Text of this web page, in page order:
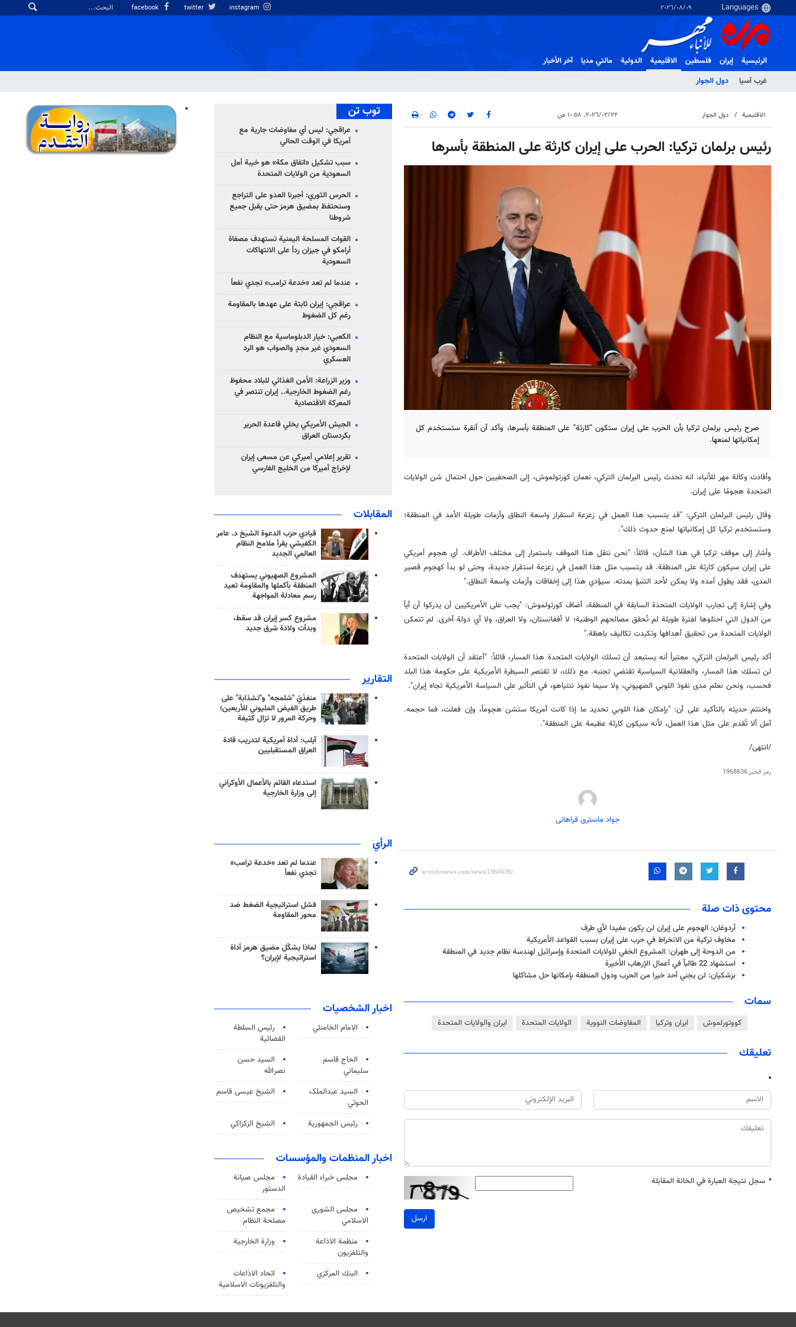
٠٩‏/٠٨‏/٢٠٢٦
الرئيسية إيران فلسطین
الاقلیمیة
غرب آسیا
دول الجوار
الدولية مالتي مدیا آخر الأخبار
الاقلیمیة دول الجوار ٢٢‏/٠٢‏/٢٠٢٦، ١٠:٥٨ ص
رئيس برلمان تركيا: الحرب على إيران كارثة على المنطقة بأسرها
صرح رئيس برلمان تركيا بأن الحرب على إيران ستكون "كارثة" على المنطقة بأسرها، وأكد أن أنقرة ستستخدم كل
إمكانياتها لمنعها.
وأفادت وكالة مهر للأنباء، انه تحدث رئيس البرلمان التركي، نعمان كورتولموش، إلى الصحفيين حول احتمال شن الولايات
المتحدة هجومًا على إيران.
وقال رئيس البرلمان التركي: "قد يتسبب هذا العمل في زعزعة استقرار واسعة النطاق وأزمات طويلة الأمد في المنطقة؛
وستستخدم تركيا كل إمكانياتها لمنع حدوث ذلك".
وأشار إلى موقف تركيا في هذا الشأن، قائلاً: "نحن ننقل هذا الموقف باستمرار إلى مختلف الأطراف. أي هجوم أمريكي
على إيران سيكون كارثة على المنطقة. قد يتسبب مثل هذا العمل في زعزعة استقرار جديدة، وحتى لو بدأ كهجوم قصير
المدى، فقد يطول أمده ولا يمكن لأحد التنبؤ بمدته. سيؤدي هذا إلى إخفاقات وأزمات واسعة النطاق."
وفي إشارة إلى تجارب الولايات المتحدة السابقة في المنطقة، أضاف كورتولموش: "يجب على الأمريكيين أن يدركوا أن أياً
من الدول التي احتلوها لفترة طويلة لم تُحقق مصالحهم الوطنية؛ لا أفغانستان، ولا العراق، ولا أي دولة أخرى. لم تتمكن
الولايات المتحدة من تحقيق أهدافها وتكبدت تكاليف باهظة."
أكد رئيس البرلمان التركي، معتبراً أنه يستبعد أن تسلك الولايات المتحدة هذا المسار، قائلاً: "أعتقد أن الولايات المتحدة
لن تسلك هذا المسار، والعقلانية السياسية تقتضي تجنبه. مع ذلك، لا تقتصر السيطرة الأمريكية على حكومة هذا البلد
فحسب، ونحن نعلم مدى نفوذ اللوبي الصهيوني، ولا سيما نفوذ نتنياهو، في التأثير على السياسة الأمريكية تجاه إيران".
واختتم حديثه بالتأكيد على أن: "بإمكان هذا اللوبي تحديد ما إذا كانت أمريكا ستشن هجوماً، وإن فعلت، فما حجمه.
آمل ألا تُقدم على مثل هذا العمل، لأنه سيكون كارثة عظيمة على المنطقة".
/انتهى/
رمز الخبر1968636
جواد ماستری فراهانی
محتوى ذات صلة
أردوغان: الهجوم على إيران لن يكون مفيدا لأي طرف
مخاوف تركية من الانخراط في حرب على إيران بسبب القواعد الأمريكية
من الدوحة إلى طهران: المشروع الخفي للولايات المتحدة وإسرائيل لهندسة نظام جديد في المنطقة
استشهاد 22 طالباً في أعمال الإرهاب الأخيرة
بزشكيان: لن يجني أحد خيرا من الحرب ودول المنطقة بإمكانها حل مشاكلها
سمات
كووتورلموش ايران وتركيا المفاوضات النووية الولايات المتحدة ايران والولايات المتحدة
تعليقك
* سجل نتيجة العبارة في الخانة المقابلة
ارسل
توب تن
عراقجي: ليس أي مفاوضات جارية مع
أمريكا في الوقت الحالي
سبب تشكيل «اتفاق مكة» هو خيبة أمل
السعودية من الولايات المتحدة
الحرس الثوري: أجبرنا العدو على التراجع
وسنحتفظ بمضيق هرمز حتى يقبل جميع
شروطنا
القوات المسلحة اليمنية تستهدف مصفاة
أرامكو في جيزان رداً على الانتهاكات
السعودية
عندما لم تعد «خدعة ترامب» تجدي نفعاً
عراقجي: إيران ثابتة على عهدها بالمقاومة
رغم كل الضغوط
الكعبي: خيار الدبلوماسية مع النظام
السعودي غير مجدٍ والصواب هو الرد
العسكري
وزير الزراعة: الأمن الغذائي للبلاد محفوظ
رغم الضغوط الخارجية.. إيران تنتصر في
المعركة الاقتصادية
الجيش الأمريكي يخلي قاعدة الحرير
بكردستان العراق
تقرير إعلامي أميركي عن مسعى إيران
لإخراج أميركا من الخليج الفارسي
المقابلات
قيادي حزب الدعوة الشيخ د. عامر
الكفيشي يقرأ ملامح النظام
العالمي الجديد
المشروع الصهيوني يستهدف
المنطقة بأكملها والمقاومة تعيد
رسم معادلة المواجهة
مشروع كسر إيران قد سقط،
وبدأت ولادة شرق جديد
التقارير
منفذَيّ "شلمجه" و"تشذابة" على
طريق الفيض المليوني للأربعين؛
وحركة المرور لا تزال كثيفة
آيلب: أداة أمريكية لتدريب قادة
العراق المستقبليين
استدعاء القائم بالأعمال الأوكراني
إلى وزارة الخارجية
الرأي
عندما لم تعد «خدعة ترامب»
تجدي نفعاً
فشل استراتيجية الضغط ضد
محور المقاومة
لماذا يشكّل مضيق هرمز أداة
استراتيجية لإيران؟
اخبار الشخصيات
الامام الخامنئي
رئیس السلطة
القضائیة
الحاج قاسم
سليماني
السيد حسن
نصرالله
السید عبدالملک
الحوثي
الشيخ عيسى قاسم
رئيس الجمهورية الشيخ الزكزاكي
اخبار المنظمات والمؤسسات
مجلس خبراء القيادة
مجلس صيانة
الدستور
مجلس الشورى
الاسلامي
مجمع تشخيص
مصلحة النظام
منظمة الاذاعة
والتلفزیون
وزارة الخارجية
البنك المركزي
اتحاد الاذاعات
والتلفزيونات الاسلامية